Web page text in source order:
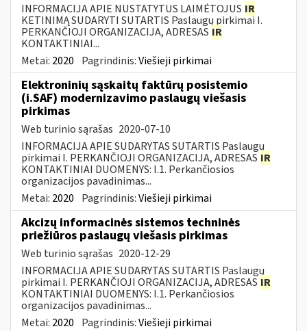
INFORMACIJA APIE NUSTATYTUS LAIMĖTOJUS IR
KETINIMĄ SUDARYTI SUTARTIS Paslaugų pirkimai I.
PERKANČIOJI ORGANIZACIJA, ADRESAS IR
KONTAKTINIAI...
Metai: 2020 Pagrindinis:Viešieji pirkimai
Elektroninių sąskaitų faktūrų posistemio
(i.SAF) modernizavimo paslaugų viešasis
pirkimas
Web turinio sąrašas 2020-07-10
INFORMACIJA APIE SUDARYTAS SUTARTIS Paslaugų
pirkimai I. PERKANČIOJI ORGANIZACIJA, ADRESAS IR
KONTAKTINIAI DUOMENYS: I.1. Perkančiosios
organizacijos pavadinimas...
Metai: 2020 Pagrindinis:Viešieji pirkimai
Akcizų informacinės sistemos techninės
priežiūros paslaugų viešasis pirkimas
Web turinio sąrašas 2020-12-29
INFORMACIJA APIE SUDARYTAS SUTARTIS Paslaugų
pirkimai I. PERKANČIOJI ORGANIZACIJA, ADRESAS IR
KONTAKTINIAI DUOMENYS: I.1. Perkančiosios
organizacijos pavadinimas...
Metai: 2020 Pagrindinis:Viešieji pirkimai